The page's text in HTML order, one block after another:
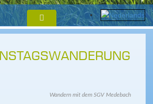
Wandern mit dem SGV Medebach